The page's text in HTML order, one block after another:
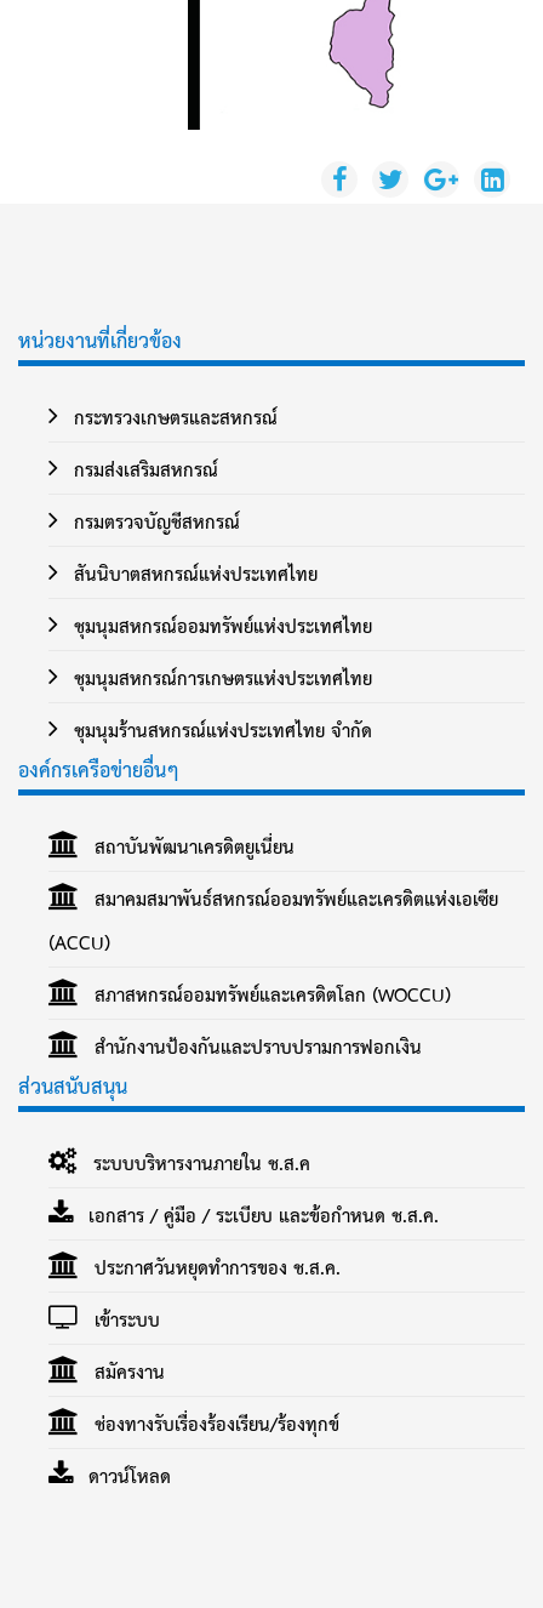
หน่วยงานที่เกี่ยวข้อง
กระทรวงเกษตรและสหกรณ์
กรมส่งเสริมสหกรณ์
กรมตรวจบัญชีสหกรณ์
สันนิบาตสหกรณ์แห่งประเทศไทย
ชุมนุมสหกรณ์ออมทรัพย์แห่งประเทศไทย
ชุมนุมสหกรณ์การเกษตรแห่งประเทศไทย
ชุมนุมร้านสหกรณ์แห่งประเทศไทย จำกัด
องค์กรเครือข่ายอื่นๆ
สถาบันพัฒนาเครดิตยูเนี่ยน
สมาคมสมาพันธ์สหกรณ์ออมทรัพย์และเครดิตแห่งเอเซีย
(ACCU)
สภาสหกรณ์ออมทรัพย์และเครดิตโลก (WOCCU)
สำนักงานป้องกันและปราบปรามการฟอกเงิน
ส่วนสนับสนุน
ระบบบริหารงานภายใน ช.ส.ค
เอกสาร / คู่มือ / ระเบียบ และข้อกำหนด ช.ส.ค.
ประกาศวันหยุดทำการของ ช.ส.ค.
เข้าระบบ
สมัครงาน
ช่องทางรับเรื่องร้องเรียน/ร้องทุกข์
ดาวน์โหลด